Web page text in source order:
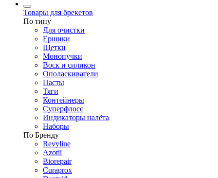
Товары для брекетов
По типу
Для очистки
Ершики
Щетки
Монопучки
Воск и силикон
Ополаскиватели
Пасты
Тяги
Контейнеры
Суперфлосс
Индикаторы налёта
Наборы
По Бренду
Revyline
Azotii
Biorepair
Curaprox